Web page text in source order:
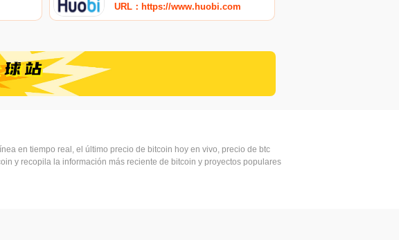
URL：https://www.huobi.com
en tiempo real, el último precio de bitcoin hoy en vivo, precio de btc
y recopila la información más reciente de bitcoin y proyectos populares